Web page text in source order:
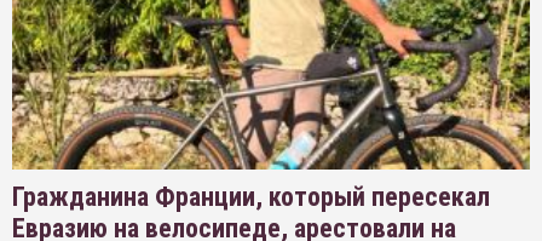
Гражданина Франции, который пересекал
Евразию на велосипеде, арестовали на